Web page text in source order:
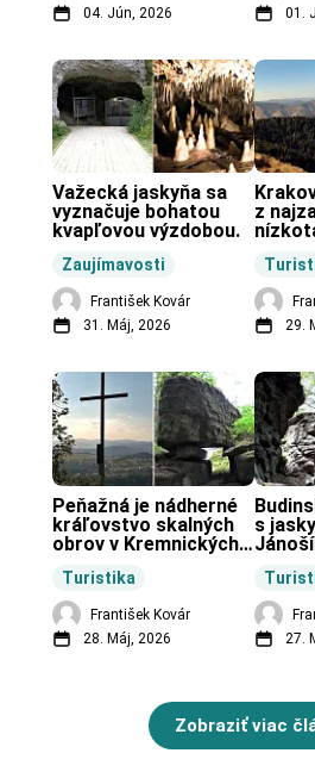
04. Jún, 2026
01.
Zaujímavosti
Važecká jaskyňa sa
vyznačuje bohatou
kvapľovou výzdobou.
František Kovár
31. Máj, 2026
z
29.
Turistika
Peňažná je nádherné
kráľovstvo skalných
obrov v Kremnických
František Kovár
28. Máj, 2026
s
obci
27.
Zobraziť viac